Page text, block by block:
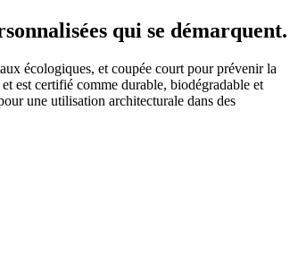
qui se démarquent.
écologiques, et coupée court pour prévenir la
est certifié comme durable, biodégradable et
une utilisation architecturale dans des